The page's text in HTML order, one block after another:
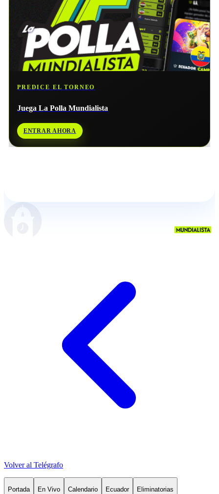
PREDICE EL TORNEO
Juega La Polla Mundialista
ENTRAR AHORA
Volver al Telégrafo
Portada En Vivo Calendario Ecuador Eliminatorias